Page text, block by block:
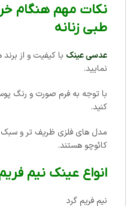
نکات مهم هنگام
طبی زنانه
عدسی عینک با کیفیت و از
نمایید.
با توجه به فرم صورت و رنگ
کنید.
مدل های فلزی ظریف تر و سبک
کائوچو هستند.
انواع عینک نیم
نیم فریم گرد